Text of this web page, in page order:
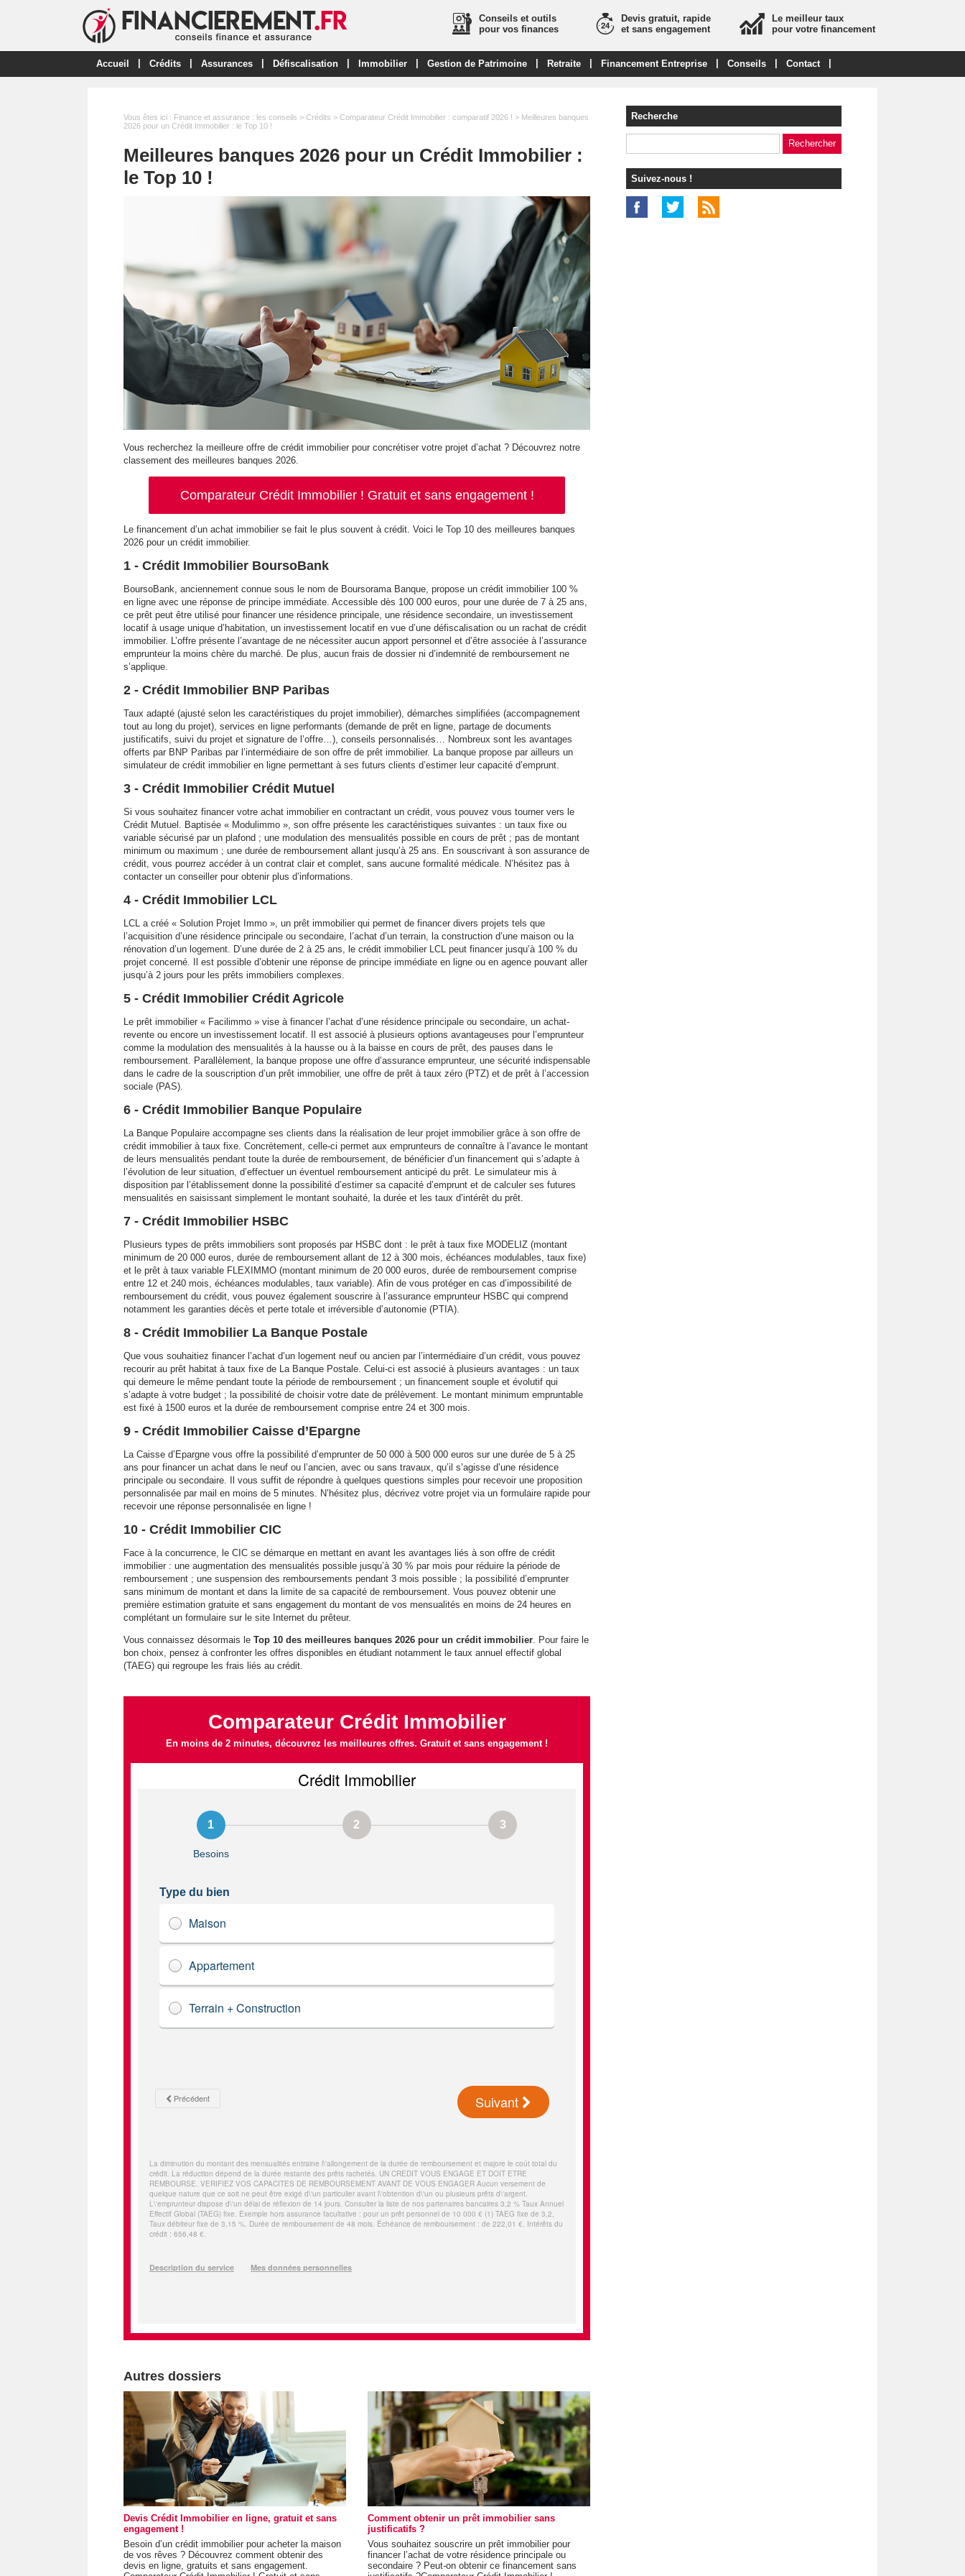
Le meilleur taux
pour votre financement
Conseils et outils
pour vos finances
Devis gratuit, rapide
et sans engagement
Accueil Crédits Assurances Défiscalisation Immobilier Gestion de Patrimoine Retraite Financement Entreprise Conseils Contact
Vous êtes ici : Finance et assurance : les conseils > Crédits > Comparateur Crédit Immobilier : comparatif 2026 ! > Meilleures banques
2026 pour un Crédit Immobilier : le Top 10 !
Meilleures banques 2026 pour un Crédit Immobilier :
le Top 10 !
Vous recherchez la meilleure offre de crédit immobilier pour concrétiser votre projet d’achat ? Découvrez notre
classement des meilleures banques 2026.
Comparateur Crédit Immobilier ! Gratuit et sans engagement !
Le financement d’un achat immobilier se fait le plus souvent à crédit. Voici le Top 10 des meilleures banques
2026 pour un crédit immobilier.
1 - Crédit Immobilier BoursoBank
BoursoBank, anciennement connue sous le nom de Boursorama Banque, propose un crédit immobilier 100 %
en ligne avec une réponse de principe immédiate. Accessible dès 100 000 euros, pour une durée de 7 à 25 ans,
ce prêt peut être utilisé pour financer une résidence principale, une résidence secondaire, un investissement
locatif à usage unique d’habitation, un investissement locatif en vue d’une défiscalisation ou un rachat de crédit
immobilier. L’offre présente l’avantage de ne nécessiter aucun apport personnel et d’être associée à l’assurance
emprunteur la moins chère du marché. De plus, aucun frais de dossier ni d’indemnité de remboursement ne
s’applique.
2 - Crédit Immobilier BNP Paribas
Taux adapté (ajusté selon les caractéristiques du projet immobilier), démarches simplifiées (accompagnement
tout au long du projet), services en ligne performants (demande de prêt en ligne, partage de documents
justificatifs, suivi du projet et signature de l’offre…), conseils personnalisés… Nombreux sont les avantages
offerts par BNP Paribas par l’intermédiaire de son offre de prêt immobilier. La banque propose par ailleurs un
simulateur de crédit immobilier en ligne permettant à ses futurs clients d’estimer leur capacité d’emprunt.
3 - Crédit Immobilier Crédit Mutuel
Si vous souhaitez financer votre achat immobilier en contractant un crédit, vous pouvez vous tourner vers le
Crédit Mutuel. Baptisée « Modulimmo », son offre présente les caractéristiques suivantes : un taux fixe ou
variable sécurisé par un plafond ; une modulation des mensualités possible en cours de prêt ; pas de montant
minimum ou maximum ; une durée de remboursement allant jusqu’à 25 ans. En souscrivant à son assurance de
crédit, vous pourrez accéder à un contrat clair et complet, sans aucune formalité médicale. N’hésitez pas à
contacter un conseiller pour obtenir plus d’informations.
4 - Crédit Immobilier LCL
LCL a créé « Solution Projet Immo », un prêt immobilier qui permet de financer divers projets tels que
l’acquisition d’une résidence principale ou secondaire, l’achat d’un terrain, la construction d’une maison ou la
rénovation d’un logement. D’une durée de 2 à 25 ans, le crédit immobilier LCL peut financer jusqu’à 100 % du
projet concerné. Il est possible d’obtenir une réponse de principe immédiate en ligne ou en agence pouvant aller
jusqu’à 2 jours pour les prêts immobiliers complexes.
5 - Crédit Immobilier Crédit Agricole
Le prêt immobilier « Facilimmo » vise à financer l’achat d’une résidence principale ou secondaire, un achat-
revente ou encore un investissement locatif. Il est associé à plusieurs options avantageuses pour l’emprunteur
comme la modulation des mensualités à la hausse ou à la baisse en cours de prêt, des pauses dans le
remboursement. Parallèlement, la banque propose une offre d’assurance emprunteur, une sécurité indispensable
dans le cadre de la souscription d’un prêt immobilier, une offre de prêt à taux zéro (PTZ) et de prêt à l’accession
sociale (PAS).
6 - Crédit Immobilier Banque Populaire
La Banque Populaire accompagne ses clients dans la réalisation de leur projet immobilier grâce à son offre de
crédit immobilier à taux fixe. Concrètement, celle-ci permet aux emprunteurs de connaître à l’avance le montant
de leurs mensualités pendant toute la durée de remboursement, de bénéficier d’un financement qui s’adapte à
l’évolution de leur situation, d’effectuer un éventuel remboursement anticipé du prêt. Le simulateur mis à
disposition par l’établissement donne la possibilité d’estimer sa capacité d’emprunt et de calculer ses futures
mensualités en saisissant simplement le montant souhaité, la durée et les taux d’intérêt du prêt.
7 - Crédit Immobilier HSBC
Plusieurs types de prêts immobiliers sont proposés par HSBC dont : le prêt à taux fixe MODELIZ (montant
minimum de 20 000 euros, durée de remboursement allant de 12 à 300 mois, échéances modulables, taux fixe)
et le prêt à taux variable FLEXIMMO (montant minimum de 20 000 euros, durée de remboursement comprise
entre 12 et 240 mois, échéances modulables, taux variable). Afin de vous protéger en cas d’impossibilité de
remboursement du crédit, vous pouvez également souscrire à l’assurance emprunteur HSBC qui comprend
notamment les garanties décès et perte totale et irréversible d’autonomie (PTIA).
8 - Crédit Immobilier La Banque Postale
Que vous souhaitiez financer l’achat d’un logement neuf ou ancien par l’intermédiaire d’un crédit, vous pouvez
recourir au prêt habitat à taux fixe de La Banque Postale. Celui-ci est associé à plusieurs avantages : un taux
qui demeure le même pendant toute la période de remboursement ; un financement souple et évolutif qui
s’adapte à votre budget ; la possibilité de choisir votre date de prélèvement. Le montant minimum empruntable
est fixé à 1500 euros et la durée de remboursement comprise entre 24 et 300 mois.
9 - Crédit Immobilier Caisse d’Epargne
La Caisse d’Epargne vous offre la possibilité d’emprunter de 50 000 à 500 000 euros sur une durée de 5 à 25
ans pour financer un achat dans le neuf ou l’ancien, avec ou sans travaux, qu’il s’agisse d’une résidence
principale ou secondaire. Il vous suffit de répondre à quelques questions simples pour recevoir une proposition
personnalisée par mail en moins de 5 minutes. N’hésitez plus, décrivez votre projet via un formulaire rapide pour
recevoir une réponse personnalisée en ligne !
10 - Crédit Immobilier CIC
Face à la concurrence, le CIC se démarque en mettant en avant les avantages liés à son offre de crédit
immobilier : une augmentation des mensualités possible jusqu’à 30 % par mois pour réduire la période de
remboursement ; une suspension des remboursements pendant 3 mois possible ; la possibilité d’emprunter
sans minimum de montant et dans la limite de sa capacité de remboursement. Vous pouvez obtenir une
première estimation gratuite et sans engagement du montant de vos mensualités en moins de 24 heures en
complétant un formulaire sur le site Internet du prêteur.
Vous connaissez désormais le Top 10 des meilleures banques 2026 pour un crédit immobilier. Pour faire le
bon choix, pensez à confronter les offres disponibles en étudiant notamment le taux annuel effectif global
(TAEG) qui regroupe les frais liés au crédit.
Comparateur Crédit Immobilier
En moins de 2 minutes, découvrez les meilleures offres. Gratuit et sans engagement !
Autres dossiers
Devis Crédit Immobilier en ligne, gratuit et sans
engagement !
Besoin d’un crédit immobilier pour acheter la maison
de vos rêves ? Découvrez comment obtenir des
devis en ligne, gratuits et sans engagement.
Comment obtenir un prêt immobilier sans
justificatifs ?
Vous souhaitez souscrire un prêt immobilier pour
financer l’achat de votre résidence principale ou
secondaire ? Peut-on obtenir ce financement sans
Recherche
Suivez-nous !